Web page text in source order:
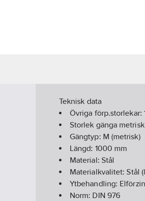
Teknisk data
Övriga förp.storlekar:
Storlek gänga
Gängtyp: M (metrisk)
Längd: 1000 mm
Material: Stål
Materialkvalitet:Stål
Ytbehandling:
Norm: DIN 976